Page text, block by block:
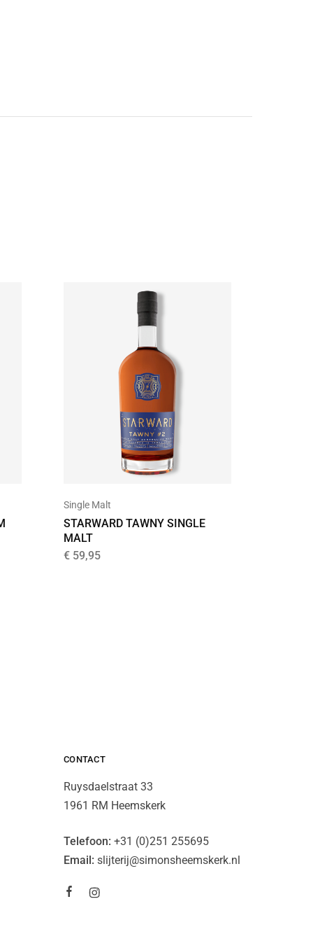
Single Malt
STARWARD TAWNY SINGLE
MALT
€ 59,95
CONTACT
Ruysdaelstraat 33
1961 RM Heemskerk
Telefoon: +31 (0)251 255695
Email: slijterij@simonsheemskerk.nl